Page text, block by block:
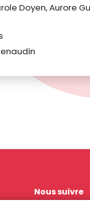
Doyen, Aurore
Nous suivre